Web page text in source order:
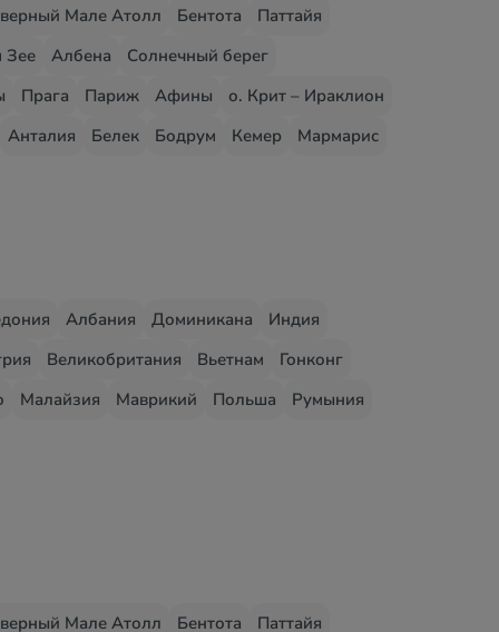
Мале Атолл Бентота
Паттайя
Зее
Албена
Солнечный берег
Прага Париж Афины
о. Крит – Ираклион
Анталия
Белек Бодрум Кемер Мармарис
Албания Доминикана
Индия
Великобритания Вьетнам
Гонконг
Малайзия Маврикий Польша Румыния
Мале Атолл Бентота
Паттайя